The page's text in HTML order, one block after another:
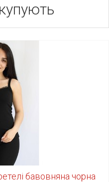
бавовняна чорна